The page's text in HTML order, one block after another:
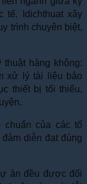
tế. Idichthuat xây
trình chuyên biệt,
hàng không:
xử lý tài liệu bảo
thiết bị tối thiểu,
của các tổ
diễn đạt đúng
án đều được đối